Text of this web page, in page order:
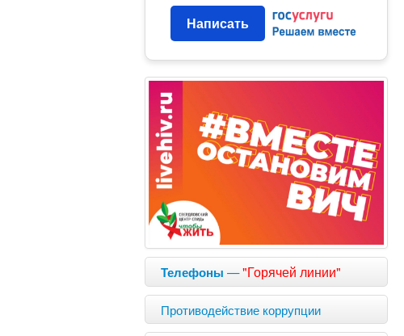
Написать
Телефоны —"Горячей линии"
Противодействие коррупции